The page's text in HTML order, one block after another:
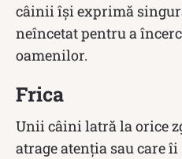
câinii își exprimă
neîncetat pentru a
oamenilor.
Frica
Unii câini latră la orice
atrage atenția sau care